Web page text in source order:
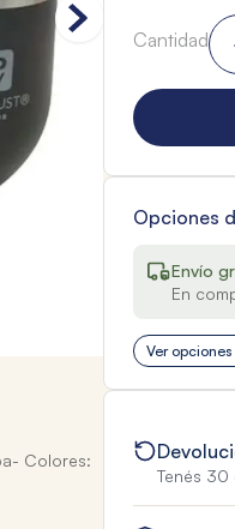
Colores:
Cantidad
Opciones
Envío
En
Ver
Tenés